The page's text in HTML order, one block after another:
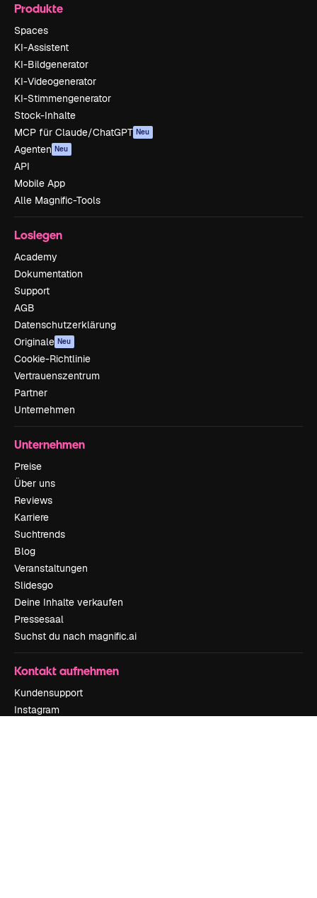
Produkte
Spaces
KI-Assistent
KI-Bildgenerator
KI-Videogenerator
KI-Stimmengenerator
Stock-Inhalte
MCP für Claude/ChatGPT Neu
Agenten Neu
API
Mobile App
Alle Magnific-Tools
Loslegen
Academy
Dokumentation
Support
AGB
Datenschutzerklärung
Originale Neu
Cookie-Richtlinie
Vertrauenszentrum
Partner
Unternehmen
Unternehmen
Preise
Über uns
Reviews
Karriere
Suchtrends
Blog
Veranstaltungen
Slidesgo
Deine Inhalte verkaufen
Pressesaal
Suchst du nach magnific.ai
Kontakt aufnehmen
Kundensupport
Instagram